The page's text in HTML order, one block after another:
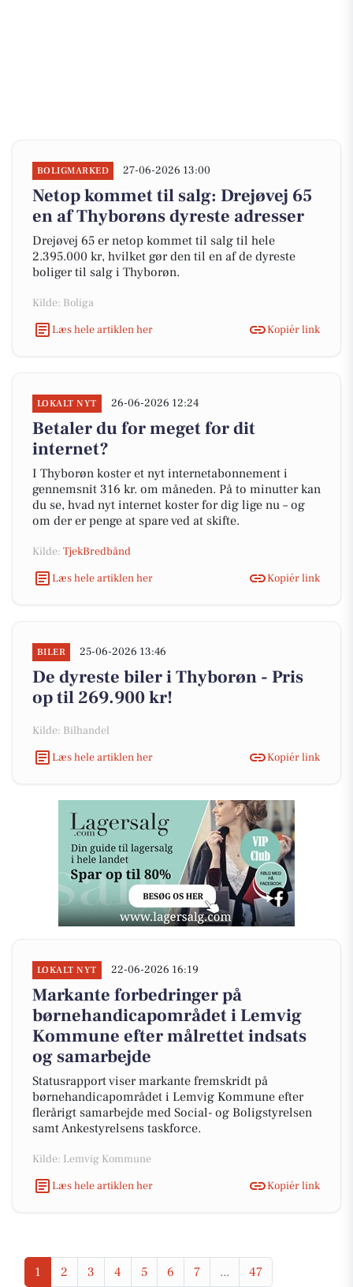
BOLIGMARKED 27-06-2026 13:00
Netop kommet til salg: Drejøvej 65
en af Thyborøns dyreste adresser
Drejøvej 65 er netop kommet til salg til hele
2.395.000 kr, hvilket gør den til en af de dyreste
boliger til salg i Thyborøn.
Kilde: Boliga
Læs hele artiklen her
Kopiér link
LOKALT NYT 26-06-2026 12:24
Betaler du for meget for dit
internet?
I Thyborøn koster et nyt internetabonnement i
gennemsnit 316 kr. om måneden. På to minutter kan
du se, hvad nyt internet koster for dig lige nu – og
om der er penge at spare ved at skifte.
Kilde: TjekBredbånd
Læs hele artiklen her
Kopiér link
BILER 25-06-2026 13:46
De dyreste biler i Thyborøn - Pris
op til 269.900 kr!
Kilde: Bilhandel
Læs hele artiklen her
Kopiér link
LOKALT NYT 22-06-2026 16:19
Markante forbedringer på
børnehandicapområdet i Lemvig
Kommune efter målrettet indsats
og samarbejde
Statusrapport viser markante fremskridt på
børnehandicapområdet i Lemvig Kommune efter
flerårigt samarbejde med Social- og Boligstyrelsen
samt Ankestyrelsens taskforce.
Kilde: Lemvig Kommune
Læs hele artiklen her
Kopiér link
1 2 3 4 5 6 7 ... 47